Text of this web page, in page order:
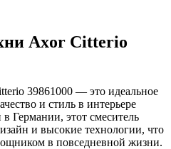
Axor Citterio
39861000 — это идеальное
и стиль в интерьере
Германии, этот смеситель
и высокие технологии, что
в повседневной жизни.